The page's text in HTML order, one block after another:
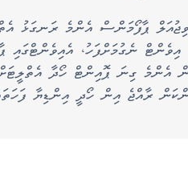
ޕާފޯމަންސް އެންމެ ރަނގަޅު
ނެގުމަށްފަހު، އެއިވެންޓްގައި
އެންމެ ގިނަ ޕޮއިންޓް ހޯދާ
ރާއްޖެ އިން ހޯދީ އިންޑިޔާ